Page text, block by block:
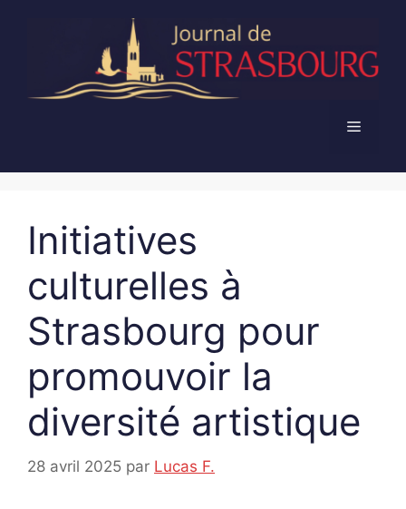
Menu
Initiatives
culturelles à
Strasbourg pour
promouvoir la
diversité artistique
28 avril 2025 par Lucas F.